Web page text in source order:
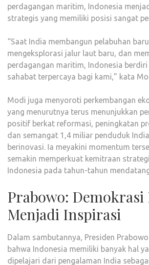
perdagangan maritim, Indonesia
strategis yang memiliki posisi sangat
“Saat India membangun pelabuhan
mengeksplorasi jalur laut baru, dan
perdagangan maritim, Indonesia berdiri
sahabat terpercaya bagi kami,” kata
Modi juga menyoroti perkembangan
yang menurutnya terus menunjukkan
positif berkat reformasi, peningkatan
dan semangat 1,4 miliar penduduk
berinovasi. Ia meyakini momentum
semakin memperkuat kemitraan
Indonesia pada tahun-tahun
Prabowo:
Menjadi Inspirasi
Dalam sambutannya, Presiden
bahwa Indonesia memiliki banyak hal
dipelajari dari pengalaman India